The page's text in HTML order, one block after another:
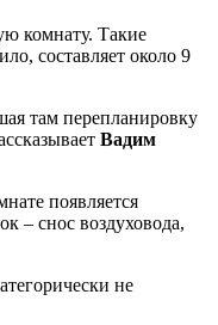
комнату. Такие
составляет около 9
там перепланировку
Вадим
появляется
– снос воздуховода,
не